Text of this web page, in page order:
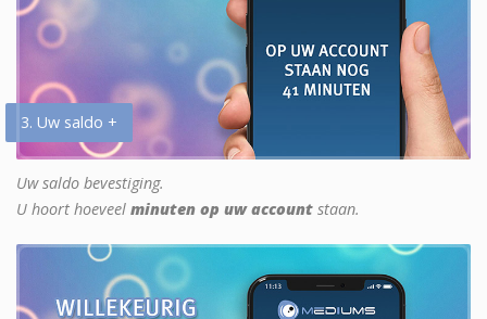
3. Uw saldo +
Uw saldo bevestiging.
U hoort hoeveel minuten op uw account staan.